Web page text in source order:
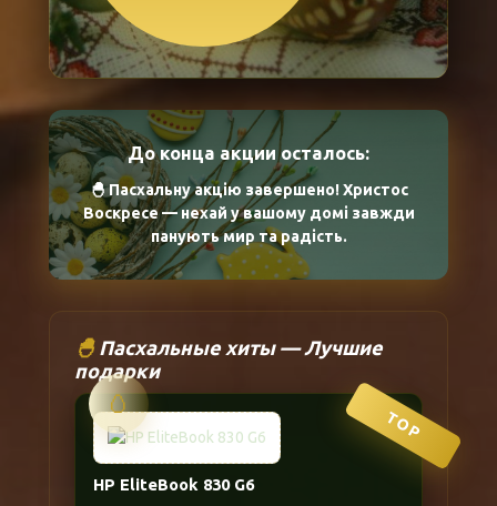
До конца акции осталось:
🐣 Пасхальну акцію завершено! Христос
Воскресе — нехай у вашому домі завжди
панують мир та радість.
🐣 Пасхальные хиты — Лучшие
подарки
🥚
TOP
HP EliteBook 830 G6